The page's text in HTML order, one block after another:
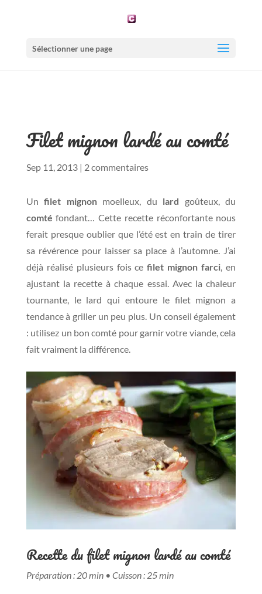
Sélectionner une page
Filet mignon lardé au comté
Sep 11, 2013| 2 commentaires
Unfilet mignonmoelleux, du lard goûteux, du
comté fondant… Cette recette réconfortante nous
ferait presque oublier que l’été est en train de tirer
sa révérence pour laisser sa place à l’automne. J’ai
déjà réalisé plusieurs fois cefilet mignon farci, en
ajustant la recette à chaque essai. Avec la chaleur
tournante, le lard qui entoure le filet mignon a
tendance à griller un peu plus. Un conseil également
: utilisez un bon comté pour garnir votre viande, cela
fait vraiment la différence.
Recette du filet mignon lardé au comté
Préparation : 20 min • Cuisson : 25 min